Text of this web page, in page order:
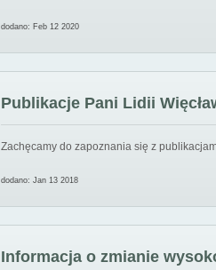
dodano: Feb 12 2020
Publikacje Pani Lidii
Zachęcamy do zapoznania się z
dodano: Jan 13 2018
Informacja o zmianie